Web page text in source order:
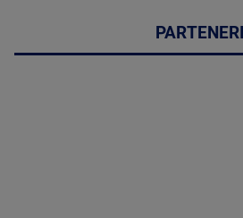
PARTENERI